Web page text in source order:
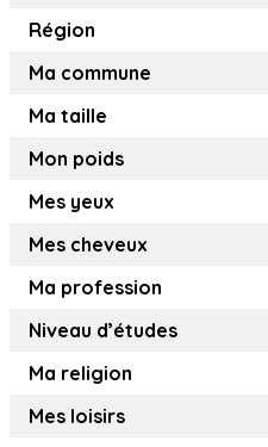
Région
Ma commune
Ma taille
Mon poids
Mes yeux
Mes cheveux
Ma profession
Niveau d’études
Ma religion
Mes loisirs